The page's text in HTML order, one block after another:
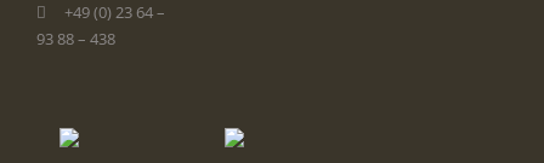
+49 (0) 23 64 –
93 88 – 438